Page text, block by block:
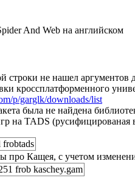
And Web на английском
строки не нашел аргументов
кроссплатформенного
p/garglk/downloads/list
была не найдена
на TADS (русифицированая
frobtads
про Кащея, с учетом
frob kaschey.gam